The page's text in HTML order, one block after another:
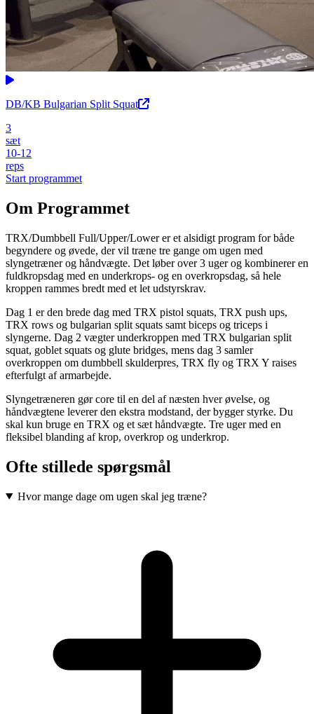
DB/KB Bulgarian Split Squat
3
sæt
10-12
reps
Start programmet
Om Programmet
TRX/Dumbbell Full/Upper/Lower er et alsidigt program for både
begyndere og øvede, der vil træne tre gange om ugen med
slyngetræner og håndvægte. Det løber over 3 uger og kombinerer en
fuldkropsdag med en underkrops- og en overkropsdag, så hele
kroppen rammes bredt med et let udstyrskrav.
Dag 1 er den brede dag med TRX pistol squats, TRX push ups,
TRX rows og bulgarian split squats samt biceps og triceps i
slyngerne. Dag 2 vægter underkroppen med TRX bulgarian split
squat, goblet squats og glute bridges, mens dag 3 samler
overkroppen om dumbbell skulderpres, TRX fly og TRX Y raises
efterfulgt af armarbejde.
Slyngetræneren gør core til en del af næsten hver øvelse, og
håndvægtene leverer den ekstra modstand, der bygger styrke. Du
skal kun bruge en TRX og et sæt håndvægte. Tre uger med en
fleksibel blanding af krop, overkrop og underkrop.
Ofte stillede spørgsmål
Hvor mange dage om ugen skal jeg træne?